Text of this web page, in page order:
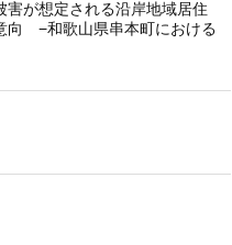
が想定される沿岸地域居住
向 −和歌山県串本町における